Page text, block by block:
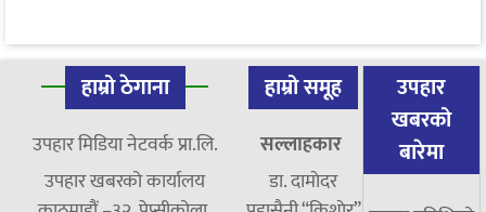
हाम्रो ठेगाना
उपहार मिडिया नेटवर्क प्रा.लि.
उपहार खबरको कार्यालय
हाम्रो समूह
सल्लाहकार
डा. दामाेदर
उपहार
खबरको
बारेमा